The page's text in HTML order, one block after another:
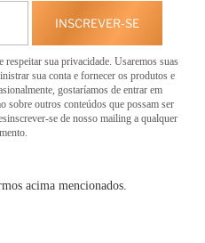
INSCREVER-SE
sua privacidade. Usaremos suas
sua conta e fornecer os produtos e
gostaríamos de entrar em
sobre outros conteúdos que possam ser
se de nosso mailing a qualquer
acima mencionados.